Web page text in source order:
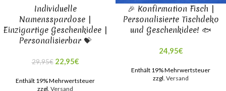
Individuelle
Namensspardose |
Einzigartige Geschenkidee |
Personalisierbar 💝
29,95€ 22,95€
Enthält 19% Mehrwertsteuer
zzgl. Versand
🎉 Konfirmation Fisch |
Personalisierte Tischdeko
und Geschenkidee! 🐟
24,95€
Enthält 19% Mehrwertsteuer
zzgl. Versand